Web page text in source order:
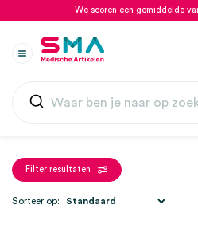
We scoren een gemiddelde
Filter resultaten
Sorteer op: